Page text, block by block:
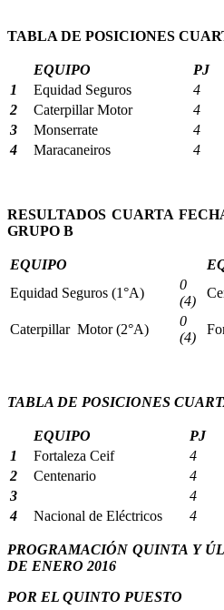
TABLA DE POSICIONES
EQUIPO PJ
1
Equidad Seguros 4
2
Caterpillar Motor 4
3
Monserrate 4
4
Maracaneiros 4
RESULTADOS CUARTA
GRUPO B
EQUIPO
Equidad Seguros (1°A)
0
(4)
Caterpillar Motor (2°A)
0
(4)
TABLA DE POSICIONES
EQUIPO PJ
1
Fortaleza Ceif 4
2
Centenario 4
3
4
4
Nacional de Eléctricos 4
PROGRAMACIÓN QUINTA Y
DE ENERO 2016
POR EL QUINTO PUESTO